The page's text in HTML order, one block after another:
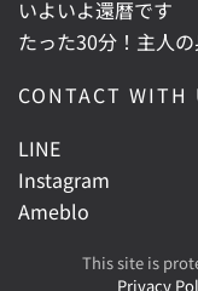
いよいよ還暦です
たった30分！主人
CONTACT WITH
LINE
Instagram
Ameblo
This site is
Privacy